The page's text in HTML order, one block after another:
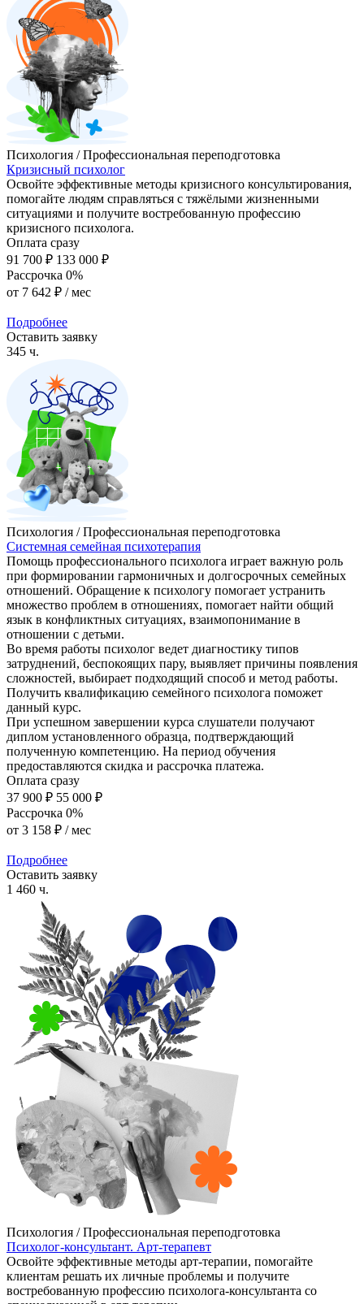
Психология / Профессиональная переподготовка
Кризисный психолог
Освойте эффективные методы кризисного консультирования,
помогайте людям справляться с тяжёлыми жизненными
ситуациями и получите востребованную профессию
кризисного психолога.
Оплата сразу
91 700 ₽ 133 000 ₽
Рассрочка 0%
от 7 642 ₽ / мес
Подробнее
Оставить заявку
345 ч.
Психология / Профессиональная переподготовка
Системная семейная психотерапия
Помощь профессионального психолога играет важную роль
при формировании гармоничных и долгосрочных семейных
отношений. Обращение к психологу помогает устранить
множество проблем в отношениях, помогает найти общий
язык в конфликтных ситуациях, взаимопонимание в
отношении с детьми.
Во время работы психолог ведет диагностику типов
затруднений, беспокоящих пару, выявляет причины появления
сложностей, выбирает подходящий способ и метод работы.
Получить квалификацию семейного психолога поможет
данный курс.
При успешном завершении курса слушатели получают
диплом установленного образца, подтверждающий
полученную компетенцию. На период обучения
предоставляются скидка и рассрочка платежа.
Оплата сразу
37 900 ₽ 55 000 ₽
Рассрочка 0%
от 3 158 ₽ / мес
Подробнее
Оставить заявку
1 460 ч.
Психология / Профессиональная переподготовка
Психолог-консультант. Арт-терапевт
Освойте эффективные методы арт-терапии, помогайте
клиентам решать их личные проблемы и получите
востребованную профессию психолога-консультанта со